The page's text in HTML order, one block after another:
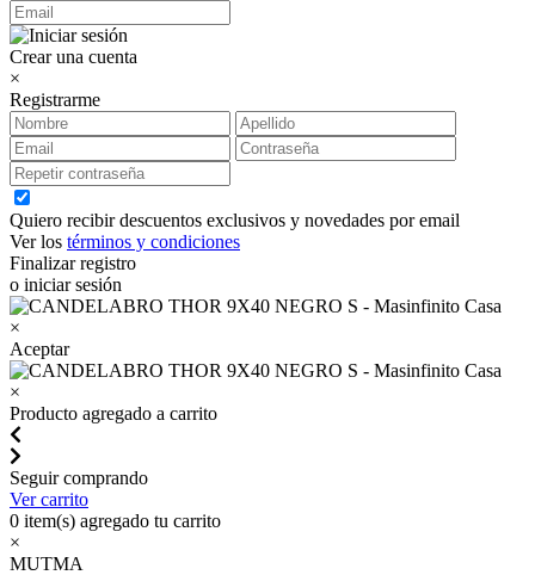
Crear una cuenta
×
Registrarme
Quiero recibir descuentos exclusivos y novedades por email
Ver los términos y condiciones
Finalizar registro
o iniciar sesión
×
Aceptar
×
Producto agregado a carrito
Seguir comprando
Ver carrito
0 item(s) agregado tu carrito
×
MUTMA